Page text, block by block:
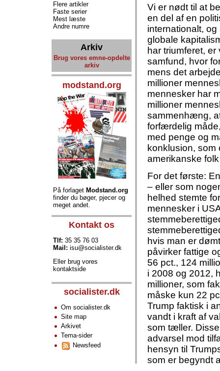
Vi er nødt til at
en del af en
internationalt,
globale
har triumferet,
samfund, hvor
mens det
millioner
mennesker har
millioner
sammenhæng,
forfærdelig
med penge og
konklusion, som
amerikanske
For det første:
– eller som
helhed stemte
mennesker i
hvis man er
påvirker fattige
56 pct., 124
i 2008 og 2012,
millioner, som
måske kun 22
Trump faktisk i
vandt i kraft af
som tæller.
advarsel mod
hensyn til
som er begyndt
Flere artikler
Faste serier
Mest læste
Andre numre
Arkiv
Brug vores emne-opdelte
arkiv
modstand.org
På forlaget Modstand.org
finder du bøger, pjecer og
meget andet.
Kontakt os
Tlf: 35 35 76 03
Mail: isu@socialister.dk
Eller brug vores
kontaktside
socialister.dk
Om socialister.dk
Site map
Arkivet
Tema-sider
Newsfeed